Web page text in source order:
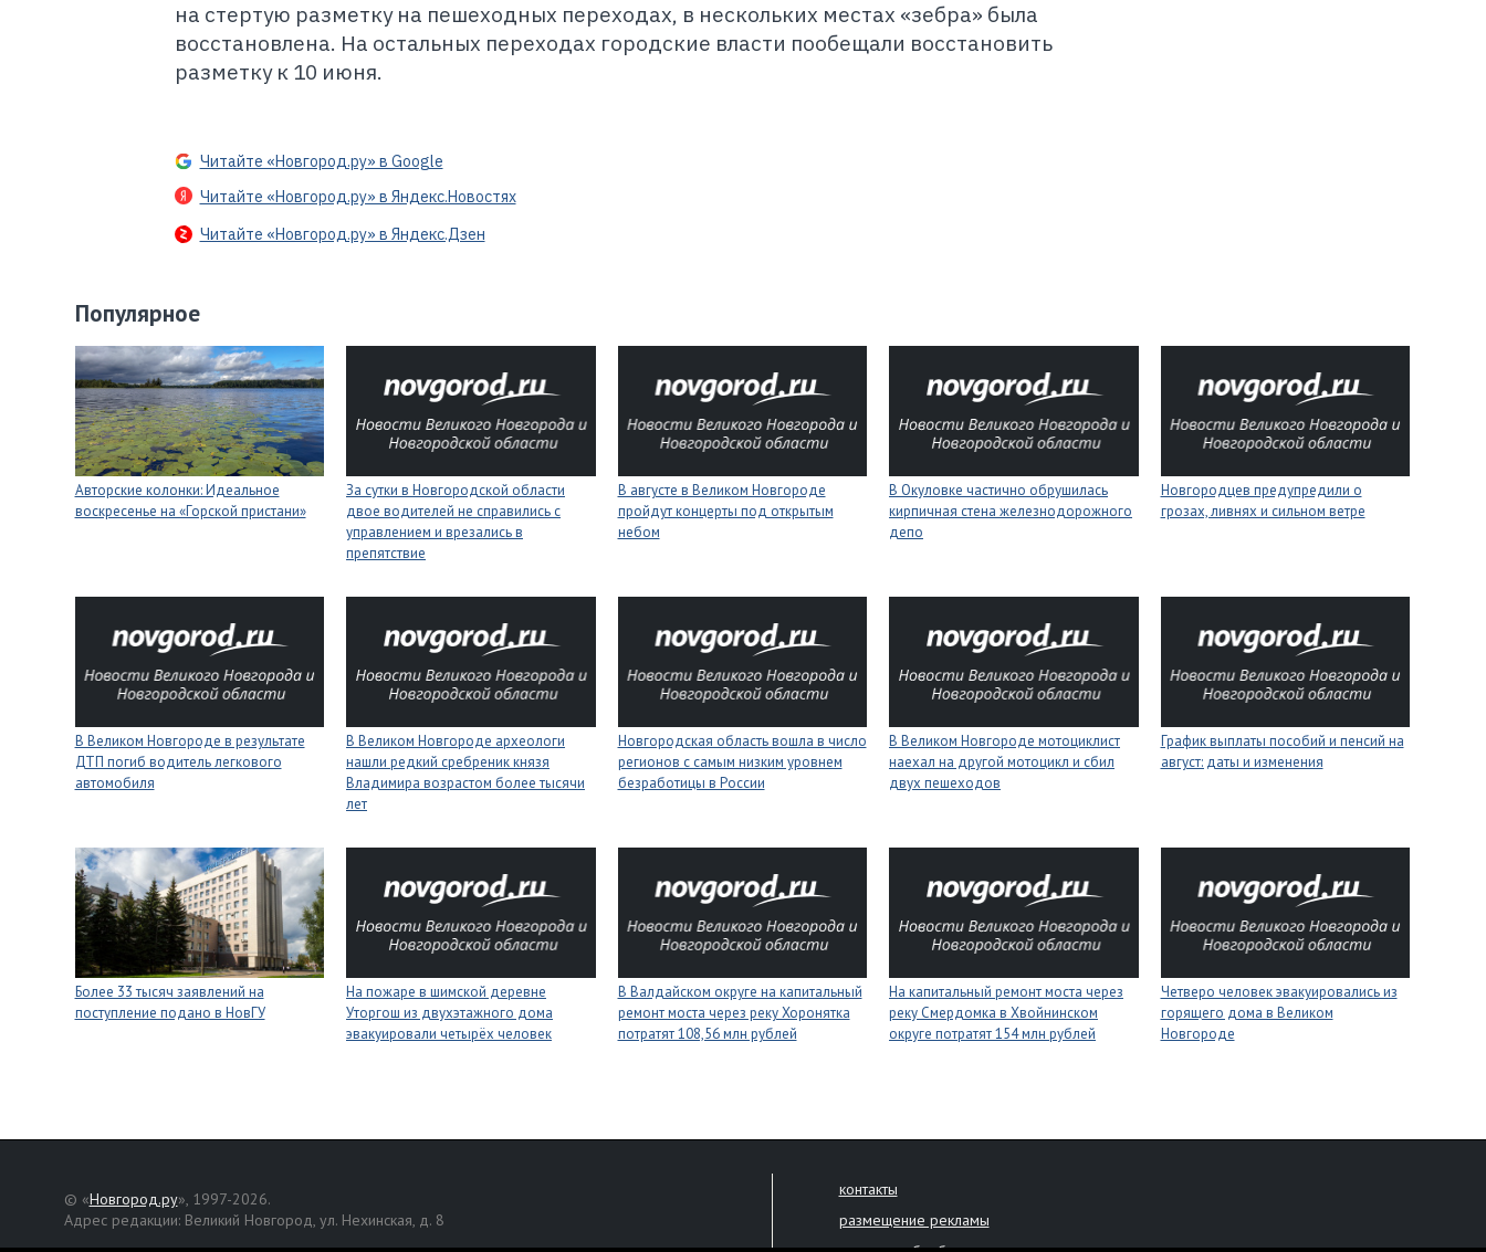
на стертую разметку на пешеходных переходах, в нескольких местах «зебра» была
восстановлена. На остальных переходах городские власти пообещали восстановить
разметку к 10 июня.
Читайте «Новгород.ру» в Google
Читайте «Новгород.ру» в Яндекс.Новостях
Читайте «Новгород.ру» в Яндекс.Дзен
Популярное
Авторские колонки: Идеальное
воскресенье на «Горской пристани»
За сутки в Новгородской области
двое водителей не справились с
управлением и врезались в
препятствие
В августе в Великом Новгороде
пройдут концерты под открытым
небом
В Окуловке частично обрушилась
кирпичная стена железнодорожного
депо
Новгородцев предупредили о
грозах, ливнях и сильном ветре
В Великом Новгороде в результате
ДТП погиб водитель легкового
автомобиля
В Великом Новгороде археологи
нашли редкий сребреник князя
Владимира возрастом более тысячи
лет
Новгородская область вошла в число
регионов с самым низким уровнем
безработицы в России
В Великом Новгороде мотоциклист
наехал на другой мотоцикл и сбил
двух пешеходов
График выплаты пособий и пенсий на
август: даты и изменения
Более 33 тысяч заявлений на
поступление подано в НовГУ
На пожаре в шимской деревне
Уторгош из двухэтажного дома
эвакуировали четырёх человек
В Валдайском округе на капитальный
ремонт моста через реку Хоронятка
потратят 108,56 млн рублей
На капитальный ремонт моста через
реку Смердомка в Хвойнинском
округе потратят 154 млн рублей
Четверо человек эвакуировались из
горящего дома в Великом
Новгороде
© «Новгород.ру», 1997-2026.
Адрес редакции: Великий Новгород, ул. Нехинская, д. 8
контакты
размещение рекламы